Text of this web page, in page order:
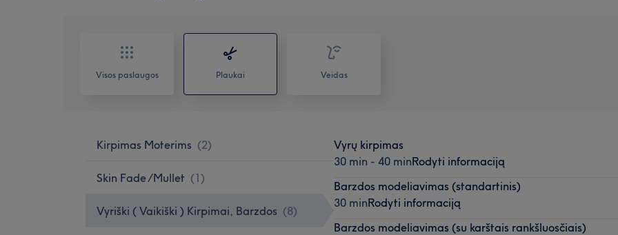
Visos paslaugos Plaukai Veidas
Kirpimas Moterims (2)
Skin Fade /Mullet (1)
Vyriški ( Vaikiški ) Kirpimai, Barzdos (8)
Vyrų kirpimas
30 min - 40 minRodyti informaciją
Barzdos modeliavimas (standartinis)
30 minRodyti informaciją
Barzdos modeliavimas (su karštais rankšluosčiais)